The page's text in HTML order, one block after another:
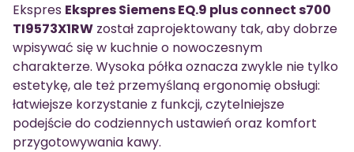
Ekspres Ekspres Siemens EQ.9 plus connect s700
TI9573X1RW został zaprojektowany tak, aby dobrze
wpisywać się w kuchnie o nowoczesnym
charakterze. Wysoka półka oznacza zwykle nie tylko
estetykę, ale też przemyślaną ergonomię obsługi:
łatwiejsze korzystanie z funkcji, czytelniejsze
podejście do codziennych ustawień oraz komfort
przygotowywania kawy.